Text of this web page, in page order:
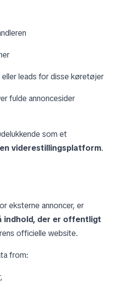
eller leads for disse køretøjer
fulde annoncesider
som et
viderestillingsplatform.
eksterne annoncer, er
indhold, der er offentligt
officielle website.
from: